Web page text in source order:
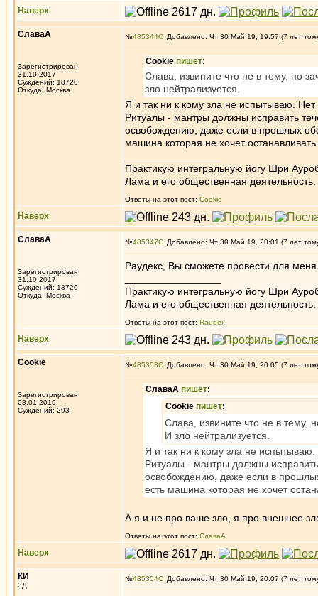
Наверх
СлаваА
Зарегистрирован:
31.10.2017
Суждений: 18720
Откуда: Москва
№485344 Добавлено: Чт 30 Май 19, 19:57 (7 лет
Cookie пишет:
Слава, извините что не в тему, но
зло нейтрализуется.
Я и так ни к кому зла не испытываю.
Ритуалы - мантры должны исправить
освобождению, даже если в прошлых
машина которая не хочет
Практикую интегральную йогу Шри
Лама и его общественная деятельность.
Ответы на этот пост: Cookie
Наверх
СлаваА
Зарегистрирован:
31.10.2017
Суждений: 18720
Откуда: Москва
№485347 Добавлено: Чт 30 Май 19, 20:01 (7 лет
Раудекс, Вы сможете провести для
Практикую интегральную йогу Шри
Лама и его общественная деятельность.
Ответы на этот пост: Raudex
Наверх
Cookie
Зарегистрирован:
08.01.2019
Суждений: 293
№485353 Добавлено: Чт 30 Май 19, 20:05 (7 лет
СлаваА пишет:
Cookie пишет:
Слава, извините что не в тему,
И зло нейтрализуется.
Я и так ни к кому зла не
Ритуалы - мантры должны
освобождению, даже если в
есть машина которая не хочет
А я и не про ваше зло, я про внешнее
Ответы на этот пост: СлаваА
Наверх
КИ
3Д
№485354 Добавлено: Чт 30 Май 19, 20:07 (7 лет